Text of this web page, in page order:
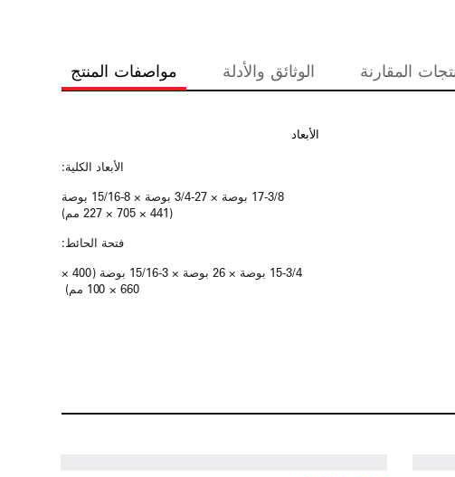
مواصفات المنتج الوثائق والأدلة المقارنة
الأبعاد
الأبعاد الكلية:
17-3/8 بوصة × 27-3/4 بوصة × 8-15/16 بوصة
(441 × 705 × 227 مم)
فتحة الحائط:
15-3/4 بوصة × 26 بوصة × 3-15/16 بوصة (400 ×
660 × 100 مم)